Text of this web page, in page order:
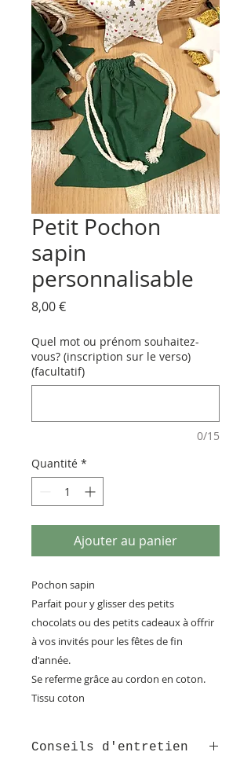
Petit Pochon
sapin
personnalisable
8,00 €Prix
Quel mot ou prénom souhaitez-
vous? (inscription sur le verso)
(facultatif)
0/15
Quantité *
Ajouter au panier
Pochon sapin
Parfait pour y glisser des petits
chocolats ou des petits cadeaux à offrir
à vos invités pour les fêtes de fin
d'année.
Se referme grâce au cordon en coton.
Tissu coton
Conseils d'entretien